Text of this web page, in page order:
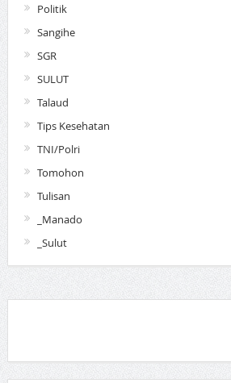
Politik
Sangihe
SGR
SULUT
Talaud
Tips Kesehatan
TNI/Polri
Tomohon
Tulisan
_Manado
_Sulut